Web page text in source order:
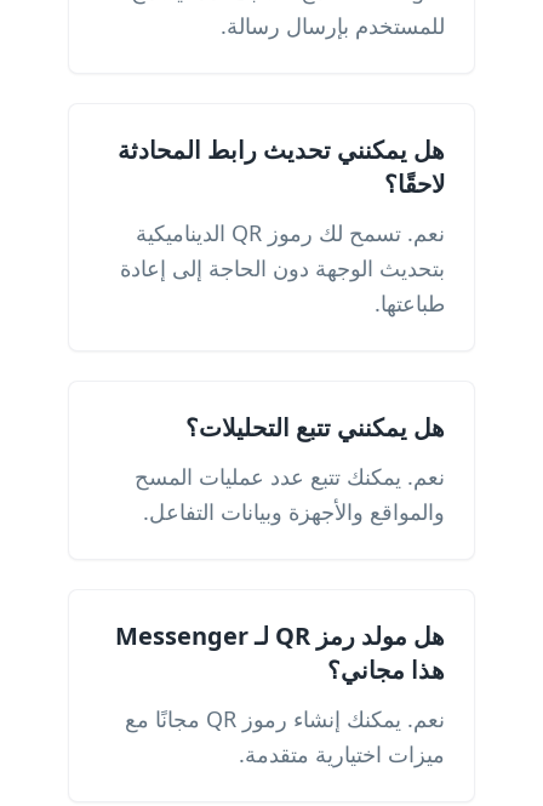
للمستخدم بإرسال رسالة.
هل يمكنني تحديث رابط المحادثة
لاحقًا؟
نعم. تسمح لك رموز QR الديناميكية
بتحديث الوجهة دون الحاجة إلى إعادة
طباعتها.
هل يمكنني تتبع التحليلات؟
نعم. يمكنك تتبع عدد عمليات المسح
والمواقع والأجهزة وبيانات التفاعل.
هل مولد رمز QR لـ Messenger
هذا مجاني؟
نعم. يمكنك إنشاء رموز QR مجانًا مع
ميزات اختيارية متقدمة.